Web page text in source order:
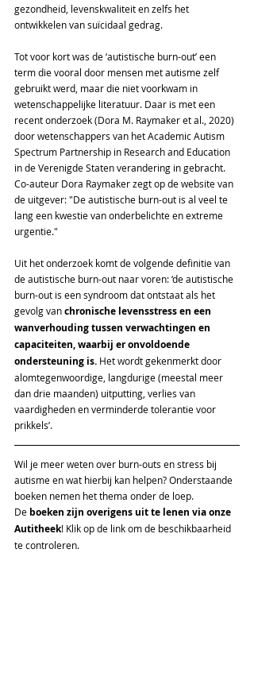
gezondheid, levenskwaliteit en zelfs het
ontwikkelen van suïcidaal gedrag.
Tot voor kort was de ‘autistische burn-out’ een
term die vooral door mensen met autisme zelf
gebruikt werd, maar die niet voorkwam in
wetenschappelijke literatuur. Daar is met een
recent onderzoek (Dora M. Raymaker et al., 2020)
door wetenschappers van het Academic Autism
Spectrum Partnership in Research and Education
in de Verenigde Staten verandering in gebracht.
Co-auteur Dora Raymaker zegt op de website van
de uitgever: "De autistische burn-out is al veel te
lang een kwestie van onderbelichte en extreme
urgentie."
Uit het onderzoek komt de volgende definitie van
de autistische burn-out naar voren: ‘de autistische
burn-out is een syndroom dat ontstaat als het
gevolg van chronische levensstress en een
wanverhouding tussen verwachtingen en
capaciteiten, waarbij er onvoldoende
ondersteuning is. Het wordt gekenmerkt door
alomtegenwoordige, langdurige (meestal meer
dan drie maanden) uitputting, verlies van
vaardigheden en verminderde tolerantie voor
prikkels’.
Wil je meer weten over burn-outs en stress bij
autisme en wat hierbij kan helpen? Onderstaande
boeken nemen het thema onder de loep.
De boeken zijn overigens uit te lenen via onze
Autitheek! Klik op de link om de beschikbaarheid
te controleren.